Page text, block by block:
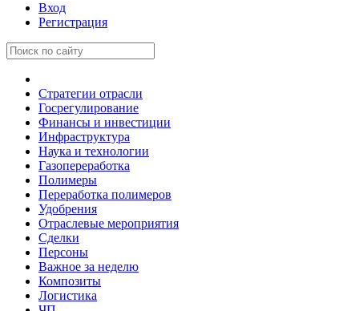
Вход
Регистрация
Стратегии отрасли
Госрегулирование
Финансы и инвестиции
Инфраструктура
Наука и технологии
Газопереработка
Полимеры
Переработка полимеров
Удобрения
Отраслевые мероприятия
Сделки
Персоны
Важное за неделю
Композиты
Логистика